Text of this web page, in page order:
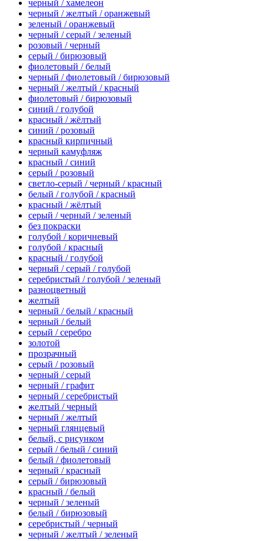
черный / хамелеон
черный / желтый / оранжевый
зеленый / оранжевый
черный / серый / зеленый
розовый / черный
серый / бирюзовый
фиолетовый / белый
черный / фиолетовый / бирюзовый
черный / желтый / красный
фиолетовый / бирюзовый
синий / голубой
красный / жёлтый
синий / розовый
красный кирпичный
черный камуфляж
красный / синий
серый / розовый
светло-серый / черный / красный
белый / голубой / красный
красный / жёлтый
серый / черный / зеленый
без покраски
голубой / коричневый
голубой / красный
красный / голубой
черный / серый / голубой
серебристый / голубой / зеленый
разноцветный
желтый
черный / белый / красный
черный / белый
серый / серебро
золотой
прозрачный
серый / розовый
черный / серый
черный / графит
черный / серебристый
желтый / черный
черный / желтый
черный глянцевый
белый, с рисунком
серый / белый / синий
белый / фиолетовый
черный / красный
серый / бирюзовый
красный / белый
черный / зеленый
белый / бирюзовый
серебристый / черный
черный / желтый / зеленый